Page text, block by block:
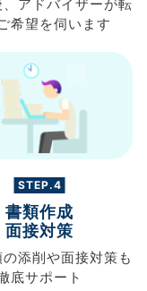
アドバイザーが転
希望を伺います
STEP.4
書類作成
面接対策
の添削や面接対策も
底サポート